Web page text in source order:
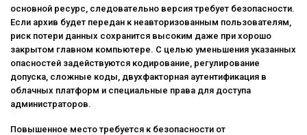
основной ресурс, следовательно версия требует безопасности.
Если архив будет передан к неавторизованным пользователям,
риск потери данных сохранится высоким даже при хорошо
закрытом главном компьютере. С целью уменьшения указанных
опасностей задействуются кодирование, регулирование
допуска, сложные коды, двухфакторная аутентификация в
облачных платформ и специальные права для доступа
администраторов.
Повышенное место требуется к безопасности от